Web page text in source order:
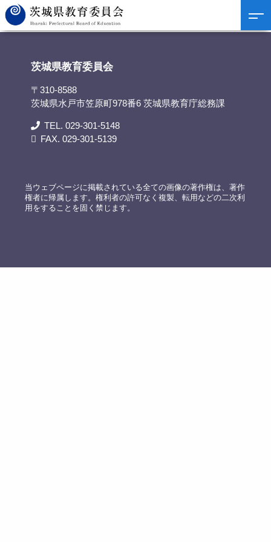
茨城県教育委員会>資料提供>「道の市 in 道の駅」で公演やワークショップを実
茨城県教育委員会
〒310-8588
茨城県水戸市笠原町978番6 茨城県教育庁総務課
TEL. 029-301-5148
FAX. 029-301-5139
当ウェブページに掲載されている全ての画像の著作権は、著作
権者に帰属します。権利者の許可なく複製、転用などの二次利
用をすることを固く禁じます。